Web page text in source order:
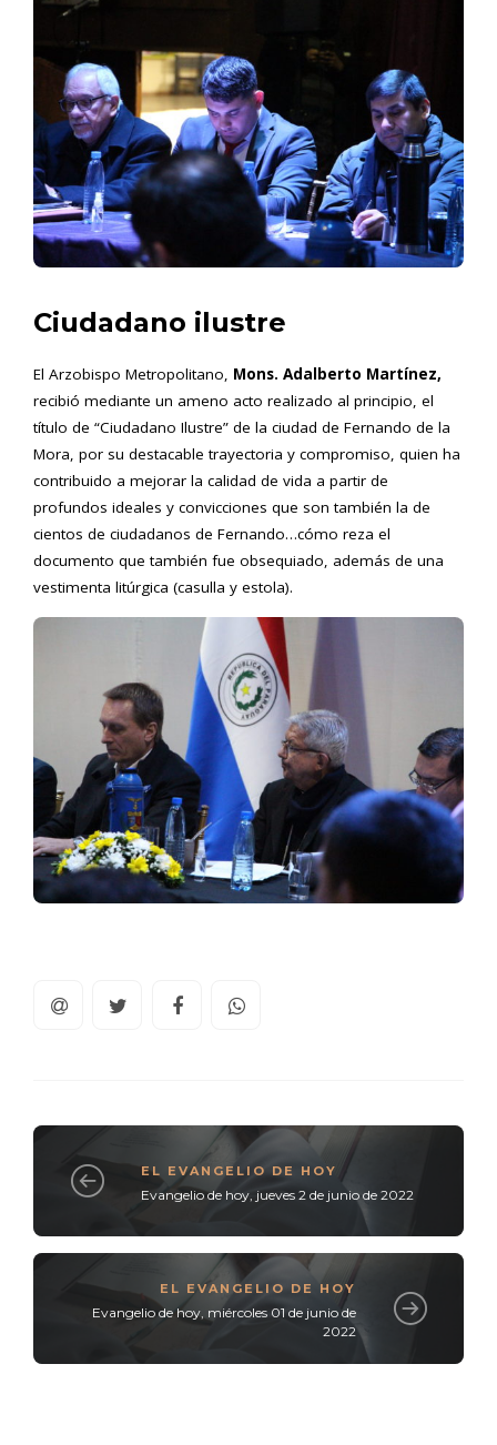
Ciudadano ilustre
El Arzobispo Metropolitano, Mons. Adalberto Martínez,
recibió mediante un ameno acto realizado al principio, el
título de “Ciudadano Ilustre” de la ciudad de Fernando de la
Mora, por su destacable trayectoria y compromiso, quien ha
contribuido a mejorar la calidad de vida a partir de
profundos ideales y convicciones que son también la de
cientos de ciudadanos de Fernando…cómo reza el
documento que también fue obsequiado, además de una
vestimenta litúrgica (casulla y estola).
EL EVANGELIO DE HOY
Evangelio de hoy, jueves 2 de junio de 2022
EL EVANGELIO DE HOY
Evangelio de hoy, miércoles 01 de junio de
2022